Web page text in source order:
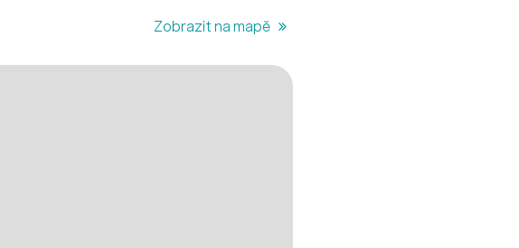
Zobrazit na mapě